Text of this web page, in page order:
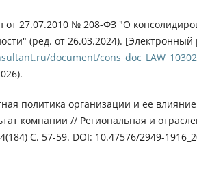
от 27.07.2010 № 208-ФЗ "О
(ред. от 26.03.2024). [Электронный
document/
политика организации и ее
компании // Региональная и
С. 57-59. DOI: 10.47576/2949-